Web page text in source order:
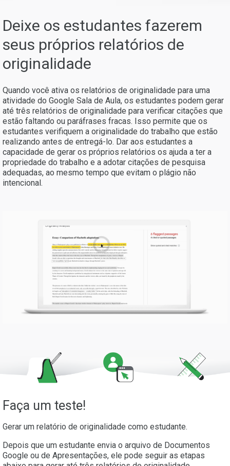
Deixe os estudantes fazerem
seus próprios relatórios de
originalidade
Quando você ativa os relatórios de originalidade para uma
atividade do Google Sala de Aula, os estudantes podem gerar
até três relatórios de originalidade para verificar citações que
estão faltando ou paráfrases fracas. Isso permite que os
estudantes verifiquem a originalidade do trabalho que estão
realizando antes de entregá-lo. Dar aos estudantes a
capacidade de gerar os próprios relatórios os ajuda a ter a
propriedade do trabalho e a adotar citações de pesquisa
adequadas, ao mesmo tempo que evitam o plágio não
intencional.
Faça um teste!
Gerar um relatório de originalidade como estudante.
Depois que um estudante envia o arquivo de Documentos
Google ou de Apresentações, ele pode seguir as etapas